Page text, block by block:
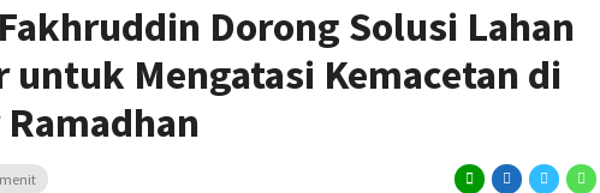
Dorong Solusi Lahan
untuk Mengatasi Kemacetan di
Ramadhan